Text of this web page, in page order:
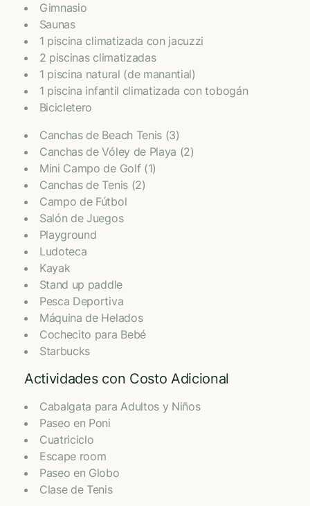
Gimnasio
⁠Saunas
⁠1 piscina climatizada con jacuzzi
⁠2 piscinas climatizadas
1 piscina natural (de manantial)
⁠1 piscina infantil climatizada con tobogán
⁠Bicicletero
Canchas de Beach Tenis (3)
Canchas de Vóley de Playa (2)
Mini Campo de Golf (1)
Canchas de Tenis (2)
Campo de Fútbol
Salón de Juegos
⁠Playground
Ludoteca
Kayak
⁠Stand up paddle
Pesca Deportiva
Máquina de Helados
Cochecito para Bebé
Starbucks
Actividades con Costo Adicional
Cabalgata para Adultos y Niños
Paseo en Poni
Cuatriciclo
Escape room
Paseo en Globo
Clase de Tenis